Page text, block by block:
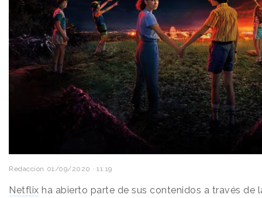
Redacción 01/09/2020 · 11:19
Netflix ha abierto parte de sus contenidos a través de